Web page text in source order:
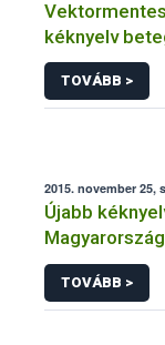
kéknyelv
kiszállítása
TOVÁBB >
2015. november 25,
Újabb
TOVÁBB >